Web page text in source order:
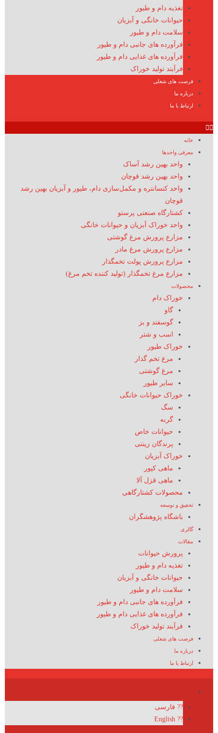
تغذیه دام و طیور
حیوانات خانگی و آبزیان
سلامت دام و طیور
فرآورده های جانبی دام و طیور
فرآورده های غذایی دام و طیور
فرآیند تولید خوراک
فرصت های شغلی
درباره ما
ارتباط با ما
خانه
معرفی واحدها
واحد بهین رشد آساک
واحد بهین رشد قوچان
واحد کنسانتره و مکمل‌سازی دام، طیور و آبزیان بهین رشد
قوچان
کشتارگاه صنعتی پرستو
واحد خوراک آبزیان و حیوانات خانگی
مزارع پرورش مرغ گوشتی
مزارع پرورش مرغ مادر
مزارع پرورش پولت تخمگذار
مزارع مرغ تخمگذار (تولید کننده تخم مرغ)
محصولات
خوراک دام
گاو
گوسفند و بز
اسب و شتر
خوراک طیور
مرغ تخم گذار
مرغ گوشتی
سایر طیور
خوراک حیوانات خانگی
سگ
گربه
حیوانات خاص
پرندگان زینتی
خوراک آبزیان
ماهی کپور
ماهی قزل آلا
محصولات کشتارگاهی
تحقیق و توسعه
باشگاه پژوهشگران
گالری
مقالات
پرورش حیوانات
تغذیه دام و طیور
حیوانات خانگی و آبزیان
سلامت دام و طیور
فرآورده های جانبی دام و طیور
فرآورده های غذایی دام و طیور
فرآیند تولید خوراک
فرصت های شغلی
درباره ما
ارتباط با ما
?? فارسی
?? English